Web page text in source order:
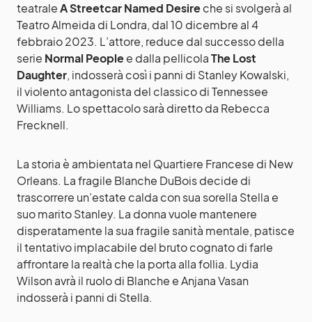
teatraleA Streetcar Named Desireche si svolgerà al
Teatro Almeida di Londra, dal 10 dicembre al 4
febbraio 2023. L’attore, reduce dal successo della
serie Normal Peoplee dalla pellicolaThe Lost
Daughter, indosserà così i panni di Stanley Kowalski,
il violento antagonista del classico di Tennessee
Williams. Lo spettacolo sarà diretto da Rebecca
Frecknell.
La storia è ambientata nel Quartiere Francese di New
Orleans. La fragile Blanche DuBois decide di
trascorrere un’estate calda con sua sorella Stella e
suo marito Stanley. La donna vuole mantenere
disperatamente la sua fragile sanità mentale, patisce
il tentativo implacabile del bruto cognato di farle
affrontare la realtà che la porta alla follia. Lydia
Wilson avrà il ruolo di Blanche e Anjana Vasan
indosserà i panni di Stella.